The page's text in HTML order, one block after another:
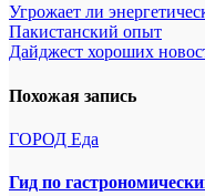
Навигация
по
Угрожает ли
Пакистанский опыт
Дайджест хороших
Похожая запись
ГОРОД Еда
Гид по